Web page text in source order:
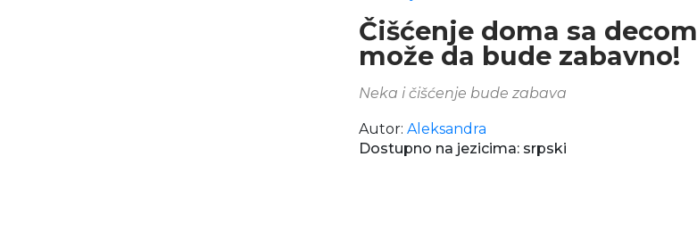
Čišćenje doma sa decom
može da bude zabavno!
Neka i čišćenje bude zabava
Autor: Aleksandra
Dostupno na jezicima: srpski